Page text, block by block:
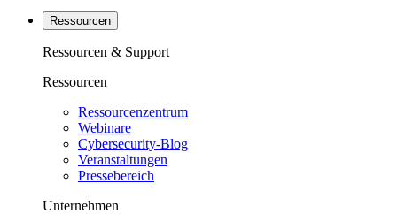
Ressourcen
Ressourcen & Support
Ressourcen
Ressourcenzentrum
Webinare
Cybersecurity-Blog
Veranstaltungen
Pressebereich
Unternehmen